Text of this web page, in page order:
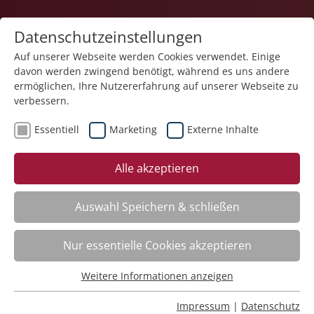
Geistlicher Tag. Salz sein ohne zu salzen –
Seelsorge im religionsfernen Alltag
Datenschutzeinstellungen
Auf unserer Webseite werden Cookies verwendet. Einige
davon werden zwingend benötigt, während es uns andere
ermöglichen, Ihre Nutzererfahrung auf unserer Webseite zu
verbessern.
Essentiell Marketing Externe Inhalte
Alle akzeptieren
Auswahl Speichern & schließen
Nur essentielle Cookies akzeptieren
Essentielle Cookies werden für grundlegende Funktionen
Weitere Informationen anzeigen
Impressum | Datenschutz